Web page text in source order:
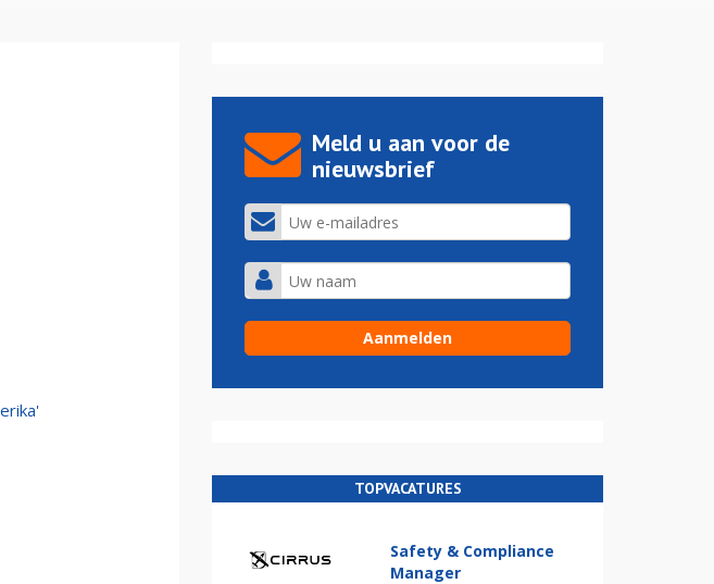
Meld u aan voor de
nieuwsbrief
TOPVACATURES
Safety & Compliance
Manager